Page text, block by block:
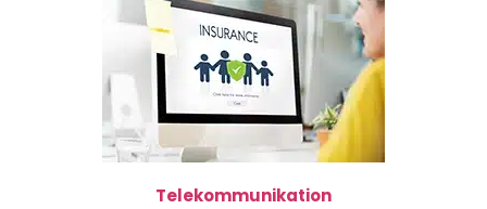
Telekommunikation